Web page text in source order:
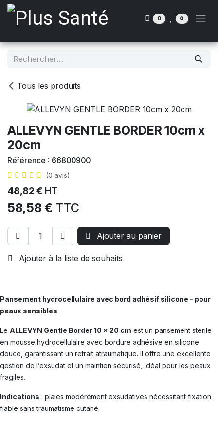
Se rendre au contenu
0 0
Tous les produits
ALLEVYN GENTLE BORDER 10cm x
20cm
Référence : 66800900
(0 avis)
48,82 € HT
58,58 € TTC
Ajouter au panier
Ajouter à la liste de souhaits
Pansement hydrocellulaire avec bord adhésif silicone – pour
peaux sensibles
Le ALLEVYN Gentle Border 10 x 20 cm est un pansement stérile
en mousse hydrocellulaire avec bordure adhésive en silicone
douce, garantissant un retrait atraumatique. Il offre une excellente
gestion de l’exsudat et un maintien sécurisé, idéal pour les peaux
fragiles.
Indications : plaies modérément exsudatives nécessitant fixation
fiable sans traumatisme cutané.